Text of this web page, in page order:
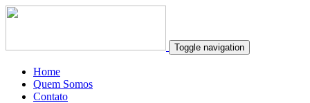
Toggle navigation
Home
Quem Somos
Contato